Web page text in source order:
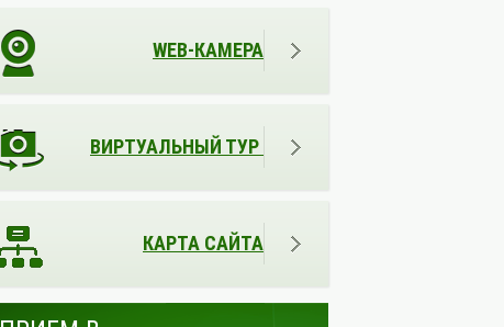
WEB-КАМЕРА
ВИРТУАЛЬНЫЙ ТУР
КАРТА САЙТА